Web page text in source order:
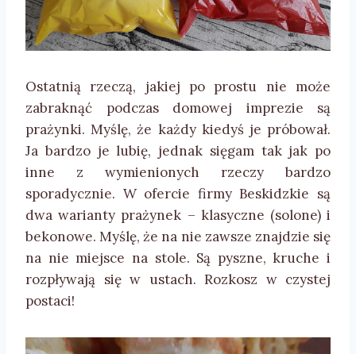
Ostatnią rzeczą, jakiej po prostu nie może
zabraknąć podczas domowej imprezie są
prażynki. Myślę, że każdy kiedyś je próbował.
Ja bardzo je lubię, jednak sięgam tak jak po
inne z wymienionych rzeczy bardzo
sporadycznie. W ofercie firmy Beskidzkie są
dwa warianty prażynek – klasyczne (solone) i
bekonowe. Myślę, że na nie zawsze znajdzie się
na nie miejsce na stole. Są pyszne, kruche i
rozpływają się w ustach. Rozkosz w czystej
postaci!